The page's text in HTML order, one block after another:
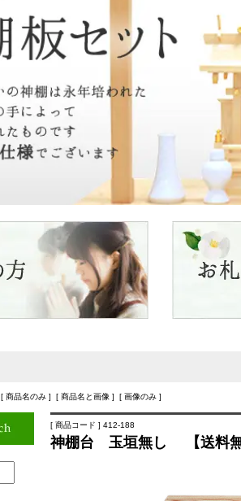
[ 商品名のみ ] [ 商品名と画像 ] [ 画像のみ ]
[ 商品コード ] 412-188
神棚台 玉垣無し 【送料無